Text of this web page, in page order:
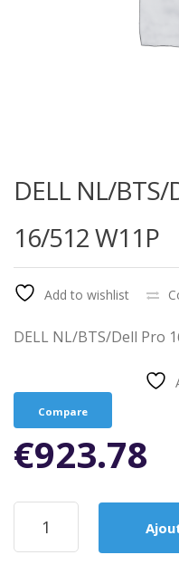
DELL NL/
16/512 W11P
Add to wishlist
DELL NL/BTS/Dell Pro
Compare
€923.78
quantité
DELL